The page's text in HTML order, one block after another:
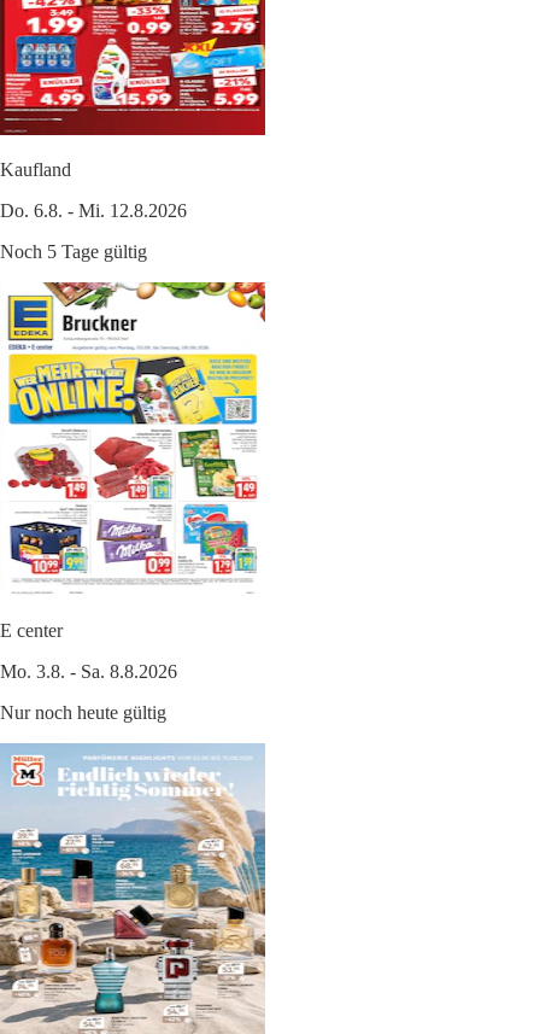
Kaufland
Do. 6.8. - Mi. 12.8.2026
Noch 5 Tage gültig
E center
Mo. 3.8. - Sa. 8.8.2026
Nur noch heute gültig